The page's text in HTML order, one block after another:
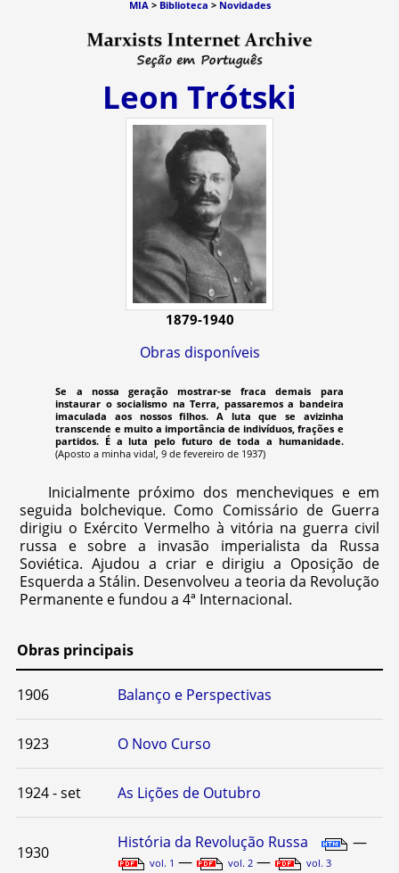
MIA> Biblioteca > Novidades
Leon Trótski
1879-1940
Obras disponíveis
Se a nossa geração mostrar-se fraca demais para
instaurar o socialismo na Terra, passaremos a bandeira
imaculada aos nossos filhos. A luta que se avizinha
transcende e muito a importância de indivíduos, frações e
partidos. É a luta pelo futuro de toda a humanidade.
(Aposto a minha vida!, 9 de fevereiro de 1937)
Inicialmente próximo dos mencheviques e em
seguida bolchevique. Como Comissário de Guerra
dirigiu o Exército Vermelho à vitória na guerra civil
russa e sobre a invasão imperialista da Russa
Soviética. Ajudou a criar e dirigiu a Oposição de
Esquerda a Stálin. Desenvolveu a teoria da Revolução
Permanente e fundou a 4ª Internacional.
Obras principais
1906 Balanço e Perspectivas
1923 O Novo Curso
1924 - set As Lições de Outubro
1930
História da Revolução Russa —
vol. 1 — vol. 2 — vol. 3